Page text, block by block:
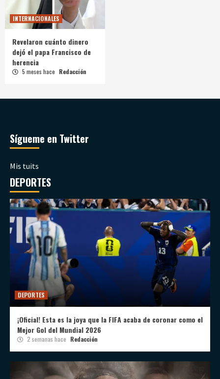
INTERNACIONALES
Revelaron cuánto dinero
dejó el papa Francisco de
herencia
5 meses hace Redacción
Sígueme en Twitter
Mis tuits
DEPORTES
DEPORTES
¡Oficial! Esta es la joya que la FIFA acaba de coronar como el
Mejor Gol del Mundial 2026
2 semanas hace Redacción